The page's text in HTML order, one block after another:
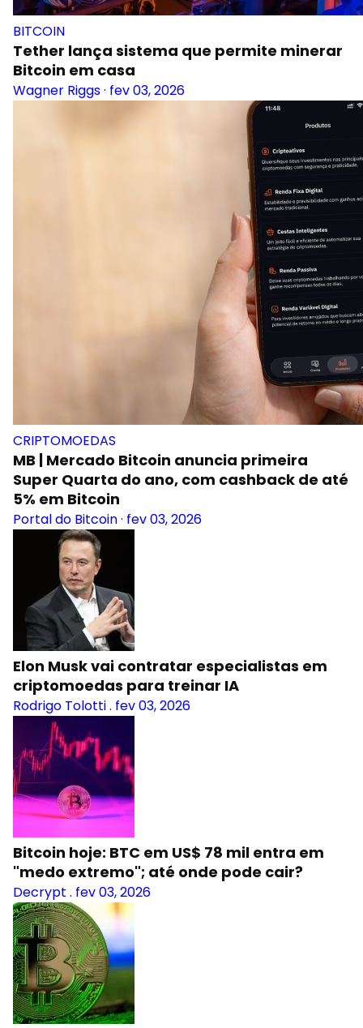
BITCOIN
Tether lança sistema que permite minerar
Bitcoin em casa
Wagner Riggs· fev 03, 2026
CRIPTOMOEDAS
MB | Mercado Bitcoin anuncia primeira
Super Quarta do ano, com cashback de até
5% em Bitcoin
Portal do Bitcoin· fev 03, 2026
Elon Musk vai contratar especialistas em
criptomoedas para treinar IA
Rodrigo Tolotti. fev 03, 2026
Bitcoin hoje: BTC em US$ 78 mil entra em
"medo extremo"; até onde pode cair?
Decrypt . fev 03, 2026